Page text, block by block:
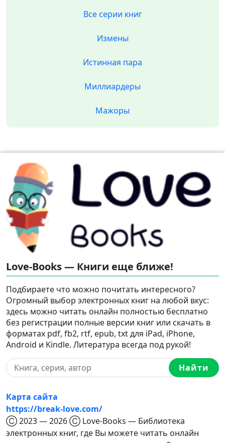
Все серии книг
Измены
Истинная пара
Миллиардеры
Мажоры
Love-Books — Книги еще ближе!
Подбираете что можно почитать интересного?
Огромный выбор электронных книг на любой вкус:
здесь можно читать онлайн полностью бесплатно
без регистрации полные версии книг или скачать в
форматах pdf, fb2, rtf, epub, txt для iPad, iPhone,
Android и Kindle. Литература всегда под рукой!
Найти
Карта сайта
https://break-love.com/
Ⓒ 2023 — 2026 Ⓒ Love-Books — Библиотека
электронных книг, где Вы можете читать онлайн